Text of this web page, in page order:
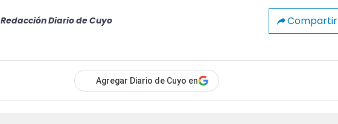
Redacción Diario de Cuyo Compartir
Agregar Diario de Cuyo en